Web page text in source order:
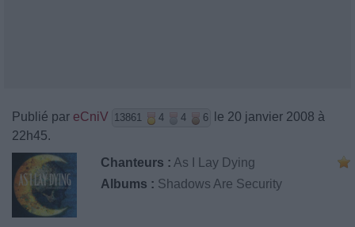
Publié par eCniV 13861 4 4 6
le 20 janvier 2008 à
22h45.
Chanteurs : As I Lay Dying
Albums : Shadows Are Security